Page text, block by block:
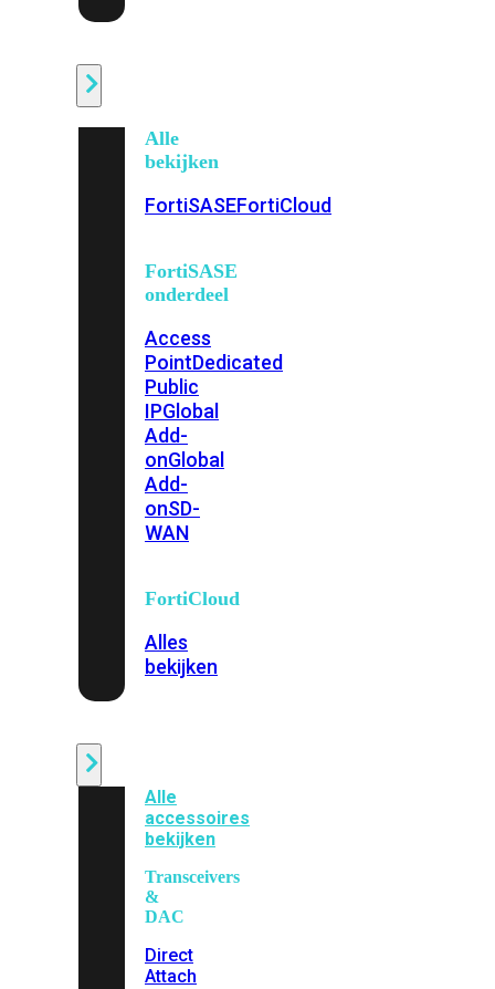
Alle
bekijken
FortiSASEFortiCloud
FortiSASE
onderdeel
Access
PointDedicated
Public
IPGlobal
Add-
onGlobal
Add-
onSD-
WAN
FortiCloud
Alles
bekijken
Alle
accessoires
bekijken
Transceivers
&
DAC
Direct
Attach